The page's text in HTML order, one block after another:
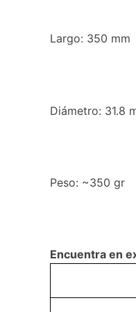
Largo: 350 mm
Diámetro: 31.8
Peso: ~350 gr
Encuentra en